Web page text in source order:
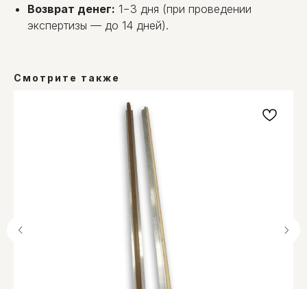
Возврат денег: 1−3 дня (при проведении
экспертизы — до 14 дней).
Смотрите также